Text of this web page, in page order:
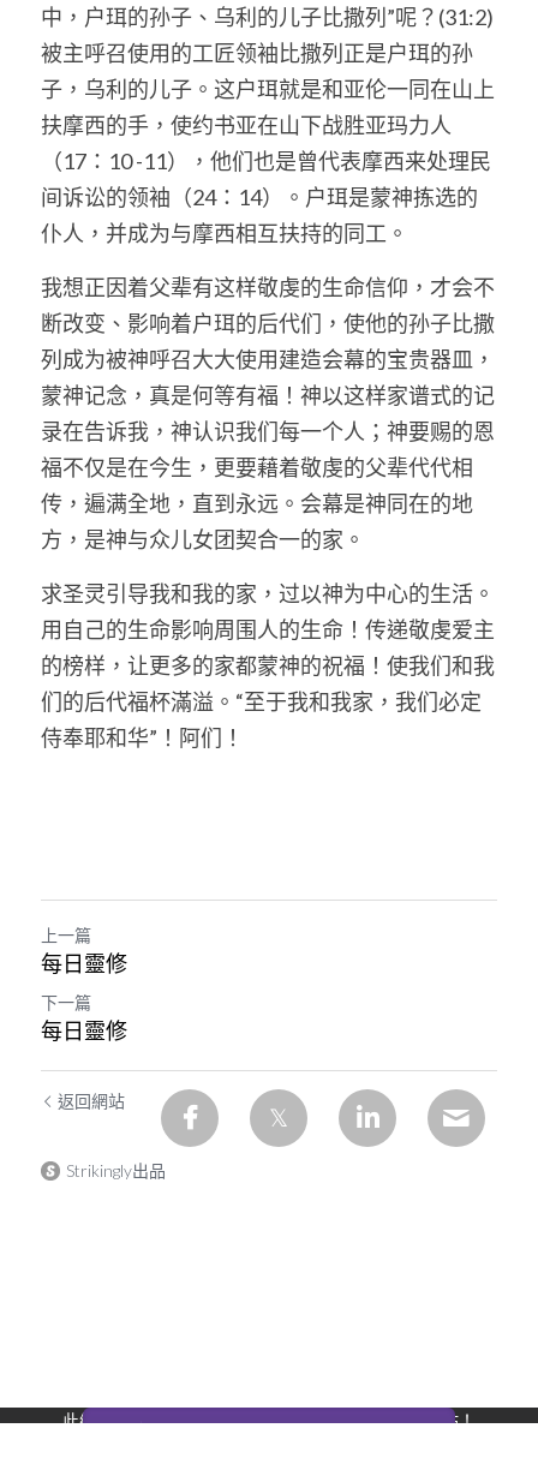
中，户珥的孙子、乌利的儿子比撒列”呢？(31:2)
被主呼召使用的工匠领袖比撒列正是户珥的孙
子，乌利的儿子。这户珥就是和亚伦一同在山上
扶摩西的手，使约书亚在山下战胜亚玛力人
（17：10 -11），他们也是曾代表摩西来处理民
间诉讼的领袖（24：14）。户珥是蒙神拣选的
仆人，并成为与摩西相互扶持的同工。
我想正因着父辈有这样敬虔的生命信仰，才会不
断改变、影响着户珥的后代们，使他的孙子比撒
列成为被神呼召大大使用建造会幕的宝贵器皿，
蒙神记念，真是何等有福！神以这样家谱式的记
录在告诉我，神认识我们每一个人；神要赐的恩
福不仅是在今生，更要藉着敬虔的父辈代代相
传，遍满全地，直到永远。会幕是神同在的地
方，是神与众儿女团契合一的家。
求圣灵引导我和我的家，过以神为中心的生活。
用自己的生命影响周围人的生命！传递敬虔爱主
的榜样，让更多的家都蒙神的祝福！使我们和我
们的后代福杯滿溢。“至于我和我家，我们必定
侍奉耶和华”！阿们！
上一篇
每日靈修
下一篇
每日靈修
返回網站
Strikingly出品
此網站通過 Strikingly 創建。 立即免費擁有一個網站！